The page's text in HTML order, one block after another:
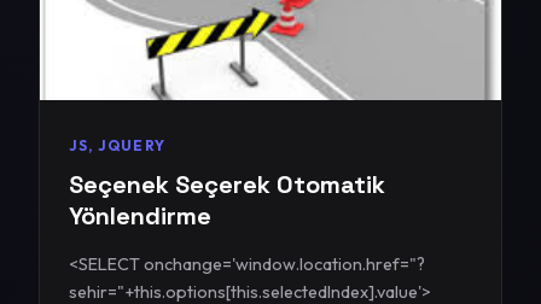
JS, JQUERY
Seçenek Seçerek Otomatik
Yönlendirme
<SELECT onchange='window.location.href="?
sehir="+this.options[this.selectedIndex].value'>